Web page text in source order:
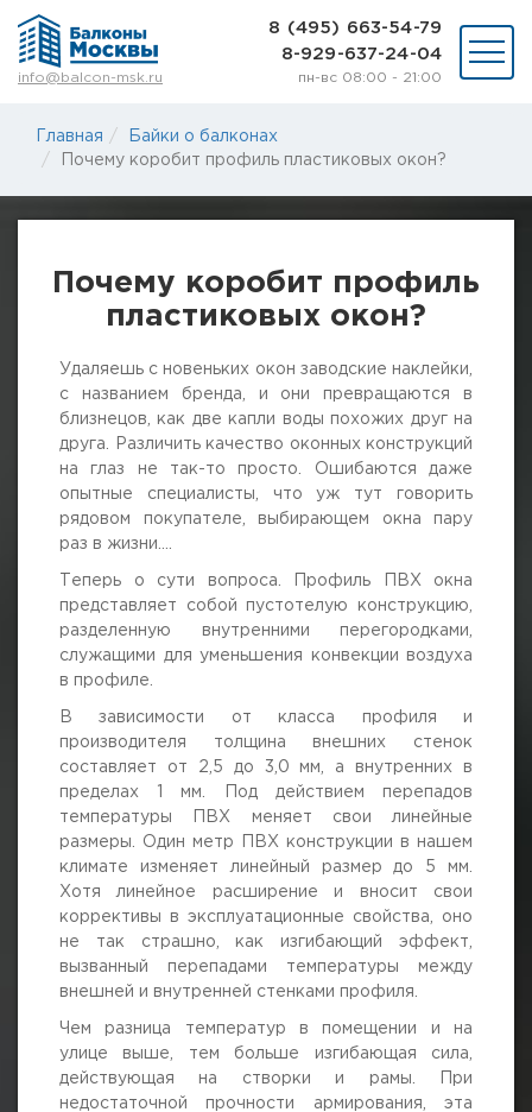
info@balcon-msk.ru
8 (495) 663-54-79
8-929-637-24-04
пн-вс 08:00 - 21:00
Ремонт
Утепление
Отделка
Цены
Примеры работ
Статьи и байки
8 (495) 663-54-79
8-929-637-24-04
ВЫЗВАТЬ ЗАМЕРЩИКА
Главная
Байки о балконах
Почему коробит профиль пластиковых окон?
Почему коробит профиль
пластиковых окон?
Удаляешь с новеньких окон заводские наклейки,
с названием бренда, и они превращаются в
близнецов, как две капли воды похожих друг на
друга. Различить качество оконных конструкций
на глаз не так-то просто. Ошибаются даже
опытные специалисты, что уж тут говорить
рядовом покупателе, выбирающем окна пару
раз в жизни….
Теперь о сути вопроса. Профиль ПВХ окна
представляет собой пустотелую конструкцию,
разделенную внутренними перегородками,
служащими для уменьшения конвекции воздуха
в профиле.
В зависимости от класса профиля и
производителя толщина внешних стенок
составляет от 2,5 до 3,0 мм, а внутренних в
пределах 1 мм. Под действием перепадов
температуры ПВХ меняет свои линейные
размеры. Один метр ПВХ конструкции в нашем
климате изменяет линейный размер до 5 мм.
Хотя линейное расширение и вносит свои
коррективы в эксплуатационные свойства, оно
не так страшно, как изгибающий эффект,
вызванный перепадами температуры между
внешней и внутренней стенками профиля.
Чем разница температур в помещении и на
улице выше, тем больше изгибающая сила,
действующая на створки и рамы. При
недостаточной прочности армирования, эта